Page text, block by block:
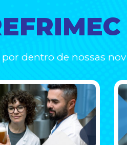
dentro de nossas